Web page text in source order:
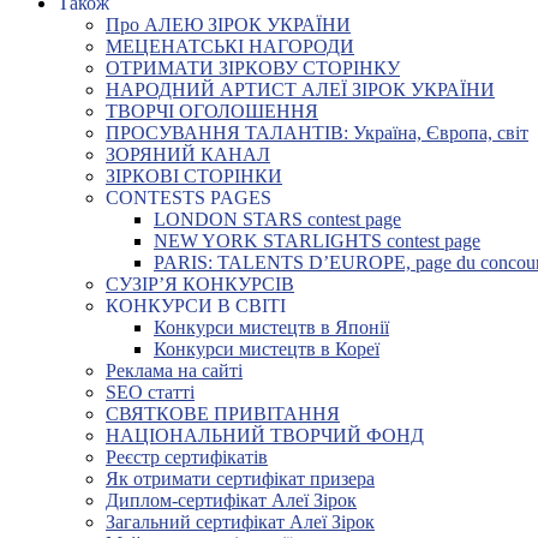
Про АЛЕЮ ЗІРОК УКРАЇНИ
МЕЦЕНАТСЬКІ НАГОРОДИ
ОТРИМАТИ ЗІРКОВУ СТОРІНКУ
НАРОДНИЙ АРТИСТ АЛЕЇ ЗІРОК УКРАЇНИ
ТВОРЧІ ОГОЛОШЕННЯ
ПРОСУВАННЯ ТАЛАНТІВ: Україна, Європа, світ
ЗОРЯНИЙ КАНАЛ
ЗІРКОВІ СТОРІНКИ
CONTESTS PAGES
LONDON STARS contest page
NEW YORK STARLIGHTS contest page
PARIS: TALENTS D’EUROPE, page du
СУЗІР’Я КОНКУРСІВ
КОНКУРСИ В СВІТІ
Конкурси мистецтв в Японії
Конкурси мистецтв в Кореї
Реклама на сайті
SEO статті
СВЯТКОВЕ ПРИВІТАННЯ
НАЦІОНАЛЬНИЙ ТВОРЧИЙ ФОНД
Реєстр сертифікатів
Як отримати сертифікат призера
Диплом-сертифікат Алеї Зірок
Загальний сертифікат Алеї Зірок